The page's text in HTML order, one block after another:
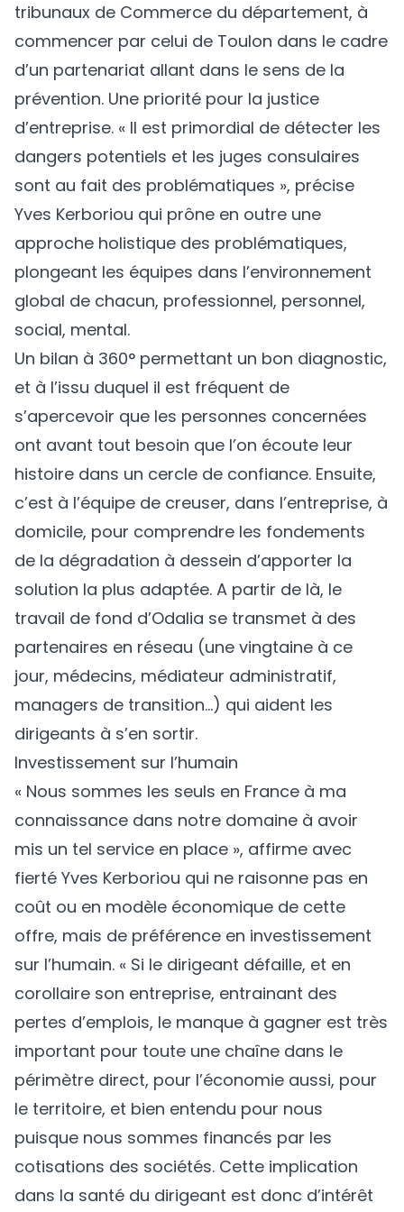
tribunaux de Commerce du département, à
commencer par celui de Toulon dans le cadre
d’un partenariat allant dans le sens de la
prévention. Une priorité pour la justice
d’entreprise. « Il est primordial de détecter les
dangers potentiels et les juges consulaires
sont au fait des problématiques », précise
Yves Kerboriou qui prône en outre une
approche holistique des problématiques,
plongeant les équipes dans l’environnement
global de chacun, professionnel, personnel,
social, mental.
Un bilan à 360° permettant un bon diagnostic,
et à l’issu duquel il est fréquent de
s’apercevoir que les personnes concernées
ont avant tout besoin que l’on écoute leur
histoire dans un cercle de confiance. Ensuite,
c’est à l’équipe de creuser, dans l’entreprise, à
domicile, pour comprendre les fondements
de la dégradation à dessein d’apporter la
solution la plus adaptée. A partir de là, le
travail de fond d’Odalia se transmet à des
partenaires en réseau (une vingtaine à ce
jour, médecins, médiateur administratif,
managers de transition…) qui aident les
dirigeants à s’en sortir.
Investissement sur l’humain
« Nous sommes les seuls en France à ma
connaissance dans notre domaine à avoir
mis un tel service en place », affirme avec
fierté Yves Kerboriou qui ne raisonne pas en
coût ou en modèle économique de cette
offre, mais de préférence en investissement
sur l’humain. « Si le dirigeant défaille, et en
corollaire son entreprise, entrainant des
pertes d’emplois, le manque à gagner est très
important pour toute une chaîne dans le
périmètre direct, pour l’économie aussi, pour
le territoire, et bien entendu pour nous
puisque nous sommes financés par les
cotisations des sociétés. Cette implication
dans la santé du dirigeant est donc d’intérêt